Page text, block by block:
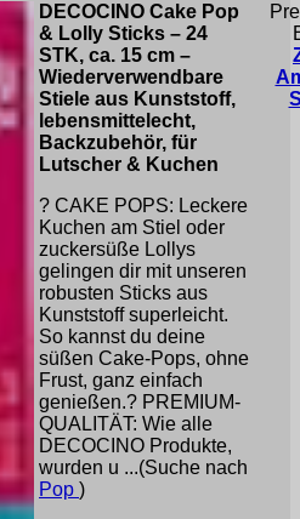
DECOCINO Cake Pop
& Lolly Sticks – 24
STK, ca. 15 cm –
Wiederverwendbare
Stiele aus Kunststoff,
lebensmittelecht,
Backzubehör, für
Lutscher & Kuchen
? CAKE POPS: Leckere
Kuchen am Stiel oder
zuckersüße Lollys
gelingen dir mit unseren
robusten Sticks aus
Kunststoff superleicht.
So kannst du deine
süßen Cake-Pops, ohne
Frust, ganz einfach
genießen.? PREMIUM-
QUALITÄT: Wie alle
DECOCINO Produkte,
wurden u ...(Suche nach
Pop )